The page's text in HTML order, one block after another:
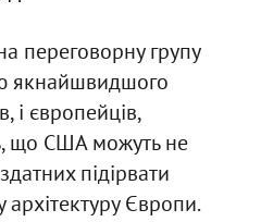
переговорну групу
якнайшвидшого
і європейців,
що США можуть не
підірвати
архітектуру Європи.